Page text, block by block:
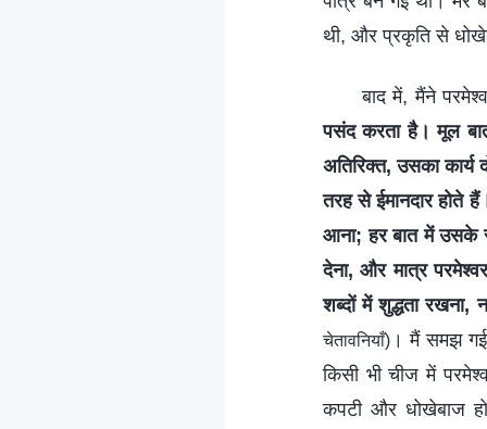
थी, और प्रकृति से
बाद में, मैंने
पसंद करता है। मूल
अतिरिक्त, उसका कार्य
तरह से ईमानदार होते
आना; हर बात में उसके
देना, और मात्र
शब्दों में शुद्धता रखना,
चेतावनियाँ) । मैं समझ गई
किसी भी चीज में
कपटी और धोखेबाज